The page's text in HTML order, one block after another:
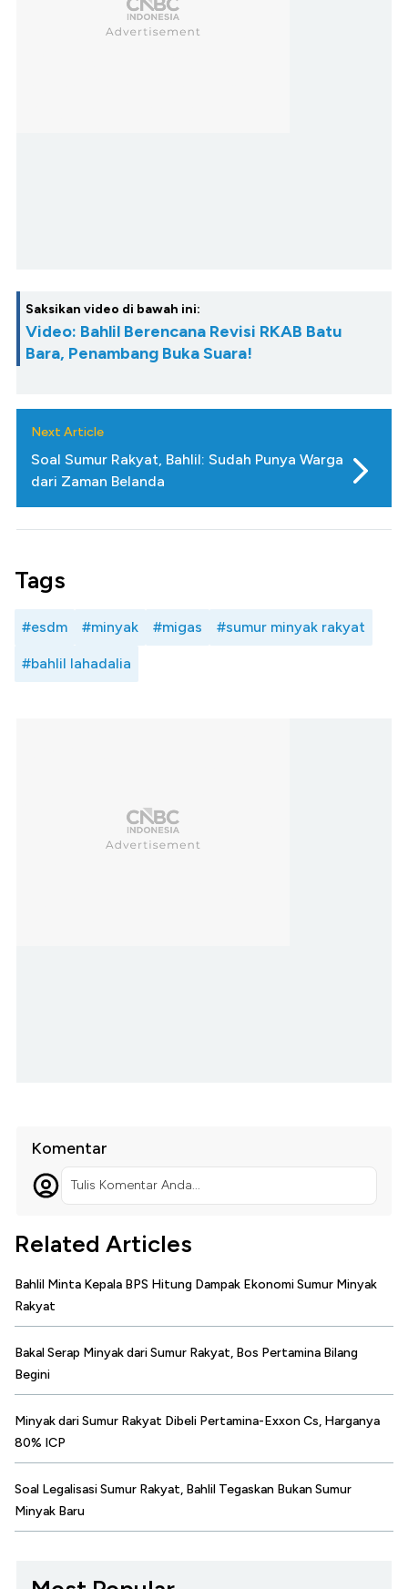
Saksikan video di bawah ini:
Video: Bahlil Berencana Revisi RKAB Batu
Bara, Penambang Buka Suara!
Next Article
Soal Sumur Rakyat, Bahlil: Sudah Punya Warga
dari Zaman Belanda
Tags
#esdm #minyak #migas #sumur minyak rakyat
#bahlil lahadalia
Komentar
Tulis Komentar Anda...
Related Articles
Bahlil Minta Kepala BPS Hitung Dampak Ekonomi Sumur Minyak
Rakyat
Bakal Serap Minyak dari Sumur Rakyat, Bos Pertamina Bilang
Begini
Minyak dari Sumur Rakyat Dibeli Pertamina-Exxon Cs, Harganya
80% ICP
Soal Legalisasi Sumur Rakyat, Bahlil Tegaskan Bukan Sumur
Minyak Baru